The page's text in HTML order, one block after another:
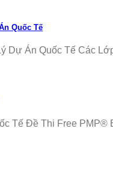
Quốc Tế
Dự Án Quốc Tế Các
Tế Đề Thi Free PMP®